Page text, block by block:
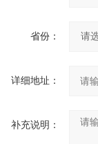
省份：
详细地址：
补充说明：